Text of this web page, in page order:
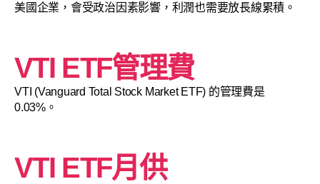
美國企業，會受政治因素影響，利潤也需要放長線累積。
VTI ETF管理費
VTI (Vanguard Total Stock Market ETF) 的管理費是
0.03%。
VTI ETF月供